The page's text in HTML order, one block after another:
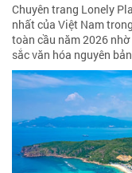
Chuyên trang Lonely
nhất của Việt Nam
toàn cầu năm 2026
sắc văn hóa nguyên